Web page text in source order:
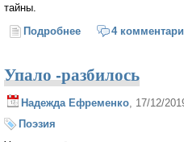
тайны.
Подробнее о Время болезни
4
Упало -разбилось
Надежда Ефременко , 17/12/
Поэзия